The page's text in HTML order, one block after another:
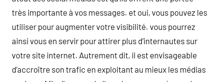
très importante à vos messages. et oui, vous pouvez les
utiliser pour augmenter votre visibilité. vous pourrez
ainsi vous en servir pour attirer plus d’internautes sur
votre site internet. Autrement dit, il est envisageable
d’accroître son trafic en exploitant au mieux les médias